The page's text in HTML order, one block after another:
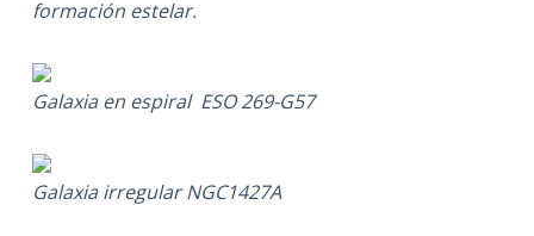
formación estelar.
Galaxia en espiral ESO 269-G57
Galaxia irregular NGC1427A